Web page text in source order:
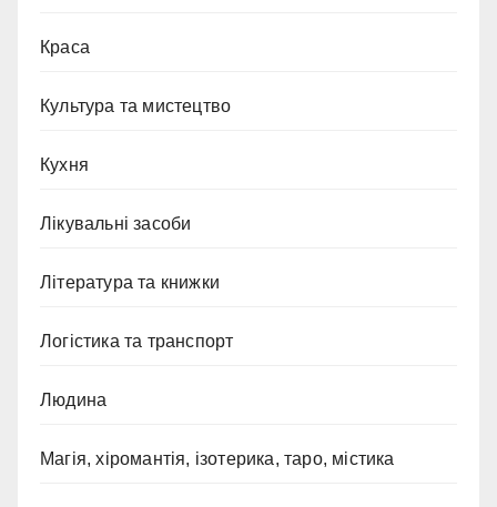
Краса
Культура та мистецтво
Кухня
Лікувальні засоби
Література та книжки
Логістика та транспорт
Людина
Магія, хіромантія, ізотерика, таро, містика